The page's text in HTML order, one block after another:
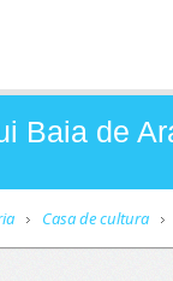
Baia de
Casa de cultura